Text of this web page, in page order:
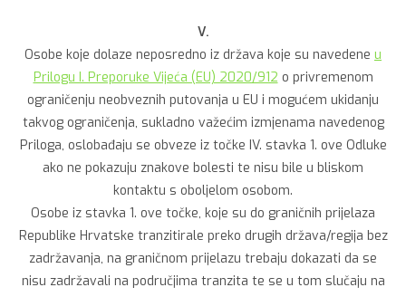
V.
Osobe koje dolaze neposredno iz država koje su navedene u
Prilogu I. Preporuke Vijeća (EU) 2020/912 o privremenom
ograničenju neobveznih putovanja u EU i mogućem ukidanju
takvog ograničenja, sukladno važećim izmjenama navedenog
Priloga, oslobađaju se obveze iz točke IV. stavka 1. ove Odluke
ako ne pokazuju znakove bolesti te nisu bile u bliskom
kontaktu s oboljelom osobom.
Osobe iz stavka 1. ove točke, koje su do graničnih prijelaza
Republike Hrvatske tranzitirale preko drugih država/regija bez
zadržavanja, na graničnom prijelazu trebaju dokazati da se
nisu zadržavali na područjima tranzita te se u tom slučaju na